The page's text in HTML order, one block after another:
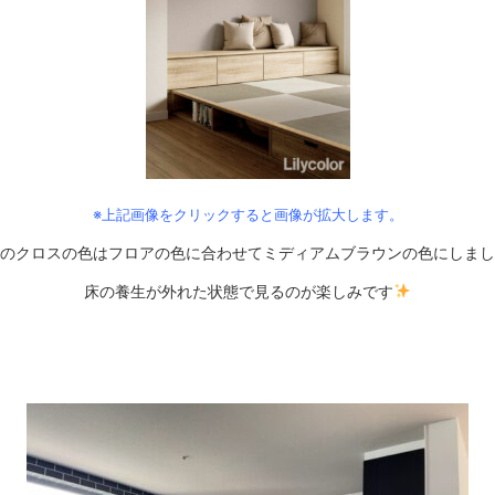
※上記画像をクリックすると画像が拡大します。
クロスの色はフロアの色に合わせてミディアムブラウンの色にしま
床の養生が外れた状態で見るのが楽しみです